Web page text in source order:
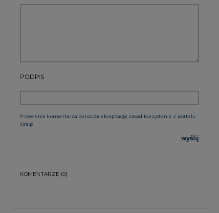
PODPIS
Przesłanie komentarza oznacza akceptację zasad korzystania z portalu
cire.pl
wyślij
KOMENTARZE (0)